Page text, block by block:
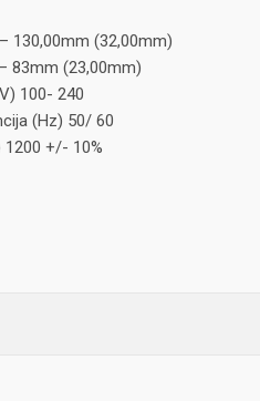
130,00mm (32,00mm)
83mm (23,00mm)
100- 240
(Hz) 50/ 60
+/- 10%